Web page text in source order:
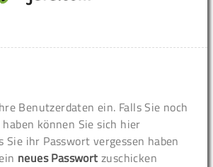
Benutzerdaten ein. Falls Sie noch
können Sie sich hier
Sie ihr Passwort vergessen haben
neues Passwort zuschicken